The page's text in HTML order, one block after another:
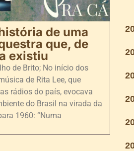
de uma
que, de
existiu
de Brito; No início dos
de Rita Lee, que
rádios do país, evocava
do Brasil na virada da
1960: “Numa